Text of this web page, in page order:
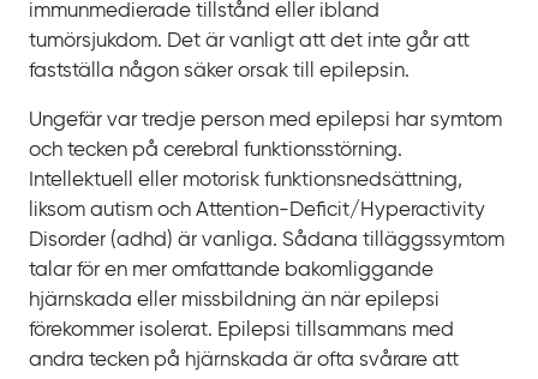
immunmedierade tillstånd eller ibland
tumörsjukdom. Det är vanligt att det inte går att
fastställa någon säker orsak till epilepsin.
Ungefär var tredje person med epilepsi har symtom
och tecken på cerebral funktionsstörning.
Intellektuell eller motorisk funktionsnedsättning,
liksom autism och Attention‍-‍Deficit/‌Hyperactivity
Disorder (adhd) är vanliga. Sådana tilläggssymtom
talar för en mer omfattande bakomliggande
hjärnskada eller missbildning än när epilepsi
förekommer isolerat. Epilepsi tillsammans med
andra tecken på hjärnskada är ofta svårare att